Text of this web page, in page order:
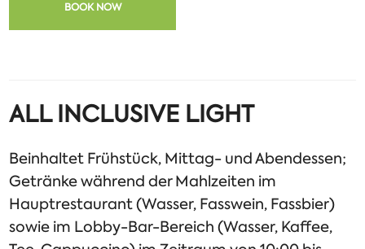
BOOK NOW
ALL INCLUSIVE LIGHT
Beinhaltet Frühstück, Mittag- und Abendessen;
Getränke während der Mahlzeiten im
Hauptrestaurant (Wasser, Fasswein, Fassbier)
sowie im Lobby-Bar-Bereich (Wasser, Kaffee,